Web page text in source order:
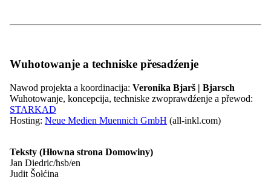
kontrast
pismo
31.10.2026
Namołwa Zwjazkoweho předsydstwa
Domowiny
Wuhotowanje a techniske přesadźenje
Nawod projekta a koordinacija: Veronika Bjarš | Bjarsch
Wuhotowanje, koncepcija, techniske zwoprawdźenje a přewod:
STARKAD
Hosting: Neue Medien Muennich GmbH (all-inkl.com)
Teksty (Hłowna strona Domowiny)
Jan Diedric/hsb/en
Judit Šołćina